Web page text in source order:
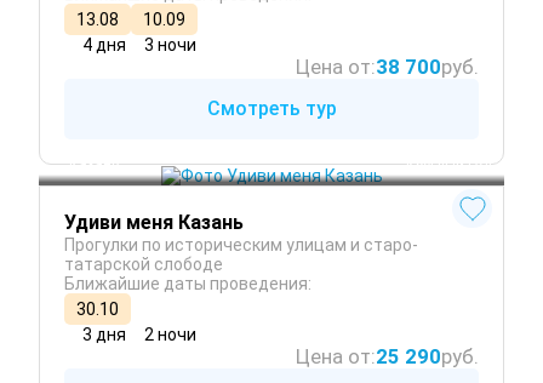
13.08
10.09
4 дня
3 ночи
Цена от:38 700руб.
Смотреть тур
Казань Круглый год
Удиви меня Казань
Прогулки по историческим улицам и старо-
татарской слободе
Ближайшие даты проведения:
30.10
3 дня
2 ночи
Цена от:25 290руб.